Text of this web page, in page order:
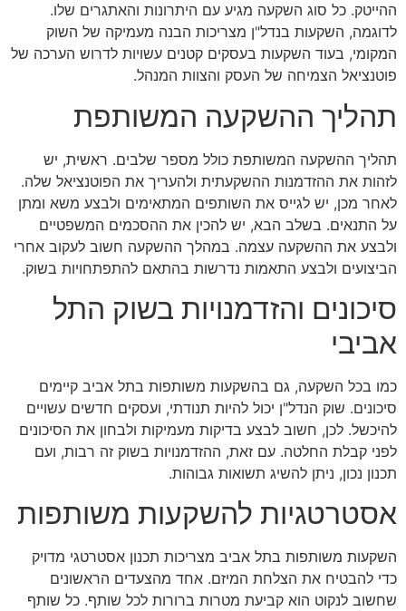
ההייטק. כל סוג השקעה מגיע עם היתרונות והאתגרים שלו.
לדוגמה, השקעות בנדל"ן מצריכות הבנה מעמיקה של השוק
המקומי, בעוד השקעות בעסקים קטנים עשויות לדרוש הערכה של
פוטנציאל הצמיחה של העסק והצוות המנהל.
תהליך ההשקעה המשותפת
תהליך ההשקעה המשותפת כולל מספר שלבים. ראשית, יש
לזהות את ההזדמנות ההשקעתית ולהעריך את הפוטנציאל שלה.
לאחר מכן, יש לגייס את השותפים המתאימים ולבצע משא ומתן
על התנאים. בשלב הבא, יש להכין את ההסכמים המשפטיים
ולבצע את ההשקעה עצמה. במהלך ההשקעה חשוב לעקוב אחרי
הביצועים ולבצע התאמות נדרשות בהתאם להתפתחויות בשוק.
סיכונים והזדמנויות בשוק התל
אביבי
כמו בכל השקעה, גם בהשקעות משותפות בתל אביב קיימים
סיכונים. שוק הנדל"ן יכול להיות תנודתי, ועסקים חדשים עשויים
להיכשל. לכן, חשוב לבצע בדיקות מעמיקות ולבחון את הסיכונים
לפני קבלת החלטה. עם זאת, ההזדמנויות בשוק זה רבות, ועם
תכנון נכון, ניתן להשיג תשואות גבוהות.
אסטרטגיות להשקעות משותפות
השקעות משותפות בתל אביב מצריכות תכנון אסטרטגי מדויק
כדי להבטיח את הצלחת המיזם. אחד מהצעדים הראשונים
שחשוב לנקוט הוא קביעת מטרות ברורות לכל שותף. כל שותף